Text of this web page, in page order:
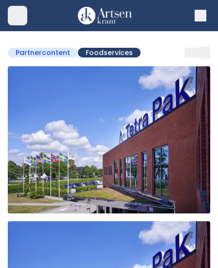
Partnercontent Foodservices